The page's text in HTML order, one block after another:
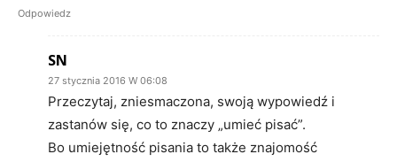
Odpowiedz
SN
27 stycznia 2016 W 06:08
Przeczytaj, zniesmaczona, swoją wypowiedź i
zastanów się, co to znaczy „umieć pisać”.
Bo umiejętność pisania to także znajomość